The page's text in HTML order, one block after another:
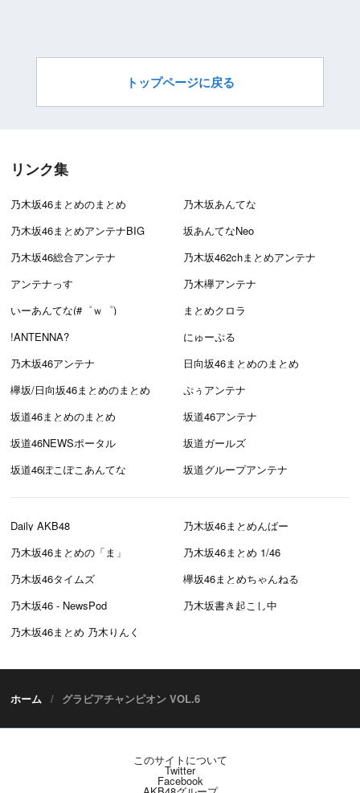
トップページに戻る
リンク集
乃木坂46まとめのまとめ
乃木坂あんてな
乃木坂46まとめアンテナBIG
坂あんてなNeo
乃木坂46総合アンテナ
乃木坂462chまとめアンテナ
アンテナっす
乃木欅アンテナ
いーあんてな(#゜ｗ゜)
まとめクロラ
!ANTENNA?
にゅーぷる
乃木坂46アンテナ
日向坂46まとめのまとめ
欅坂/日向坂46まとめのまとめ
ぷぅアンテナ
坂道46まとめのまとめ
坂道46アンテナ
坂道46NEWSポータル
坂道ガールズ
坂道46ぽこぽこあんてな
坂道グループアンテナ
Daily AKB48
乃木坂46まとめんばー
乃木坂46まとめの「ま」
乃木坂46まとめ 1/46
乃木坂46タイムズ
欅坂46まとめちゃんねる
乃木坂46 - NewsPod
乃木坂書き起こし中
乃木坂46まとめ 乃木りんく
ホーム グラビアチャンピオン VOL.6
このサイトについて
Twitter
Facebook